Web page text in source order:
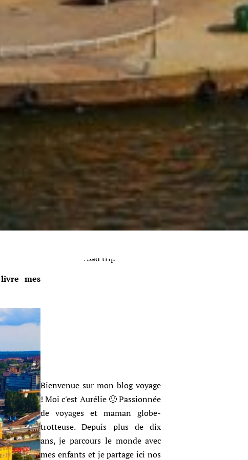
mes
Bienvenue sur mon blog voyage
! Moi c'est Aurélie 🙂 Passionnée
de voyages et maman globe-
trotteuse. Depuis plus de dix
ans, je parcours le monde avec
mes enfants et je partage ici nos